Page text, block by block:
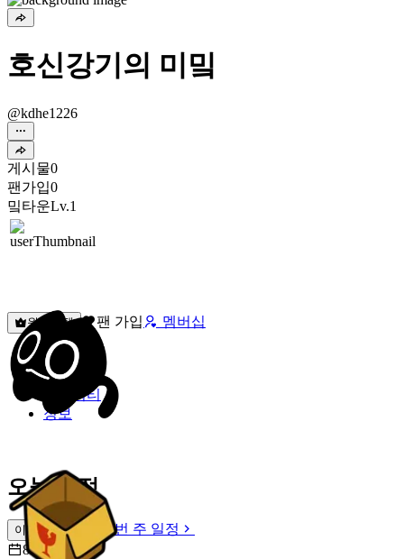
호신강기의 미밐
@kdhe1226
게시물0
팬가입0
밐타운Lv.1
원픽선택 팬 가입 멤버십
밐타운
피드
커뮤니티
정보
오늘 일정
이번 주 일정
이번 주 일정
8월 9일 [일]